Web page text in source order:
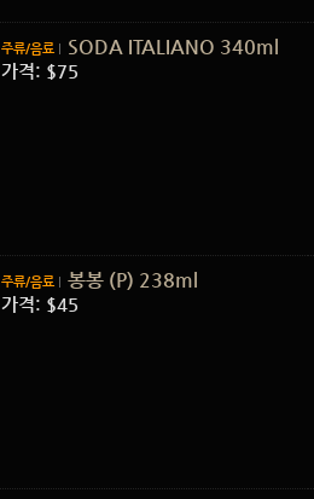
주류/음료 SODA ITALIANO 340ml
가격: $75
주류/음료 봉봉 (P) 238ml
가격: $45